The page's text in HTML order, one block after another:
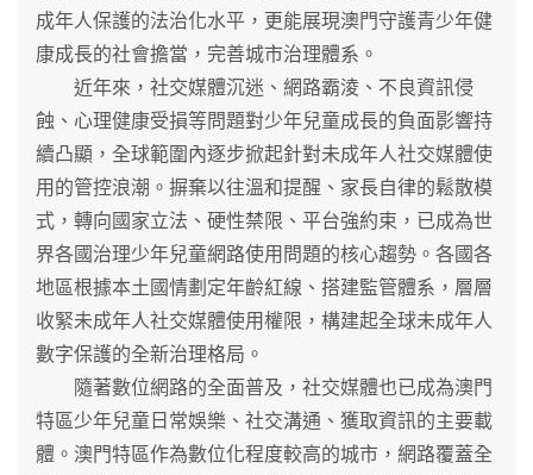
成年人保護的法治化水平，更能展現澳門守護青少年健
康成長的社會擔當，完善城市治理體系。
近年來，社交媒體沉迷、網路霸淩、不良資訊侵
蝕、心理健康受損等問題對少年兒童成長的負面影響持
續凸顯，全球範圍內逐步掀起針對未成年人社交媒體使
用的管控浪潮。摒棄以往溫和提醒、家長自律的鬆散模
式，轉向國家立法、硬性禁限、平台強約束，已成為世
界各國治理少年兒童網路使用問題的核心趨勢。各國各
地區根據本土國情劃定年齡紅線、搭建監管體系，層層
收緊未成年人社交媒體使用權限，構建起全球未成年人
數字保護的全新治理格局。
隨著數位網路的全面普及，社交媒體也已成為澳門
特區少年兒童日常娛樂、社交溝通、獲取資訊的主要載
體。澳門特區作為數位化程度較高的城市，網路覆蓋全